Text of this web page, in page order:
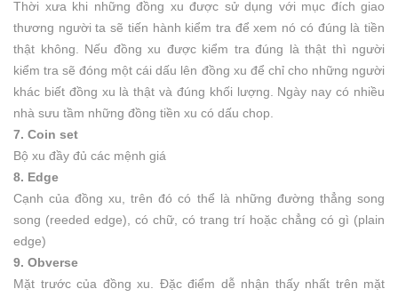
Thời xưa khi những đồng xu được sử dụng với mục đích giao
thương người ta sẽ tiến hành kiểm tra để xem nó có đúng là tiền
thật không. Nếu đồng xu được kiểm tra đúng là thật thì người
kiểm tra sẽ đóng một cái dấu lên đồng xu để chỉ cho những người
khác biết đồng xu là thật và đúng khối lượng. Ngày nay có nhiều
nhà sưu tầm những đồng tiền xu có dấu chop.
7. Coin set
Bộ xu đầy đủ các mệnh giá
8. Edge
Cạnh của đồng xu, trên đó có thể là những đường thẳng song
song (reeded edge), có chữ, có trang trí hoặc chẳng có gì (plain
edge)
9. Obverse
Mặt trước của đồng xu. Đặc điểm dễ nhận thấy nhất trên mặt